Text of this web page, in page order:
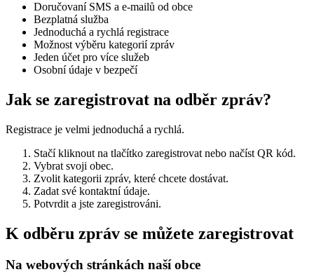
Doručovaní SMS a e-mailů od obce
Bezplatná služba
Jednoduchá a rychlá registrace
Možnost výběru kategorií zpráv
Jeden účet pro více služeb
Osobní údaje v bezpečí
Jak se zaregistrovat na odběr zpráv?
Registrace je velmi jednoduchá a rychlá.
Stačí kliknout na tlačítko zaregistrovat nebo načíst QR kód.
Vybrat svoji obec.
Zvolit kategorii zpráv, které chcete dostávat.
Zadat své kontaktní údaje.
Potvrdit a jste zaregistrováni.
K odběru zpráv se můžete zaregistrovat
Na webových stránkách naší obce